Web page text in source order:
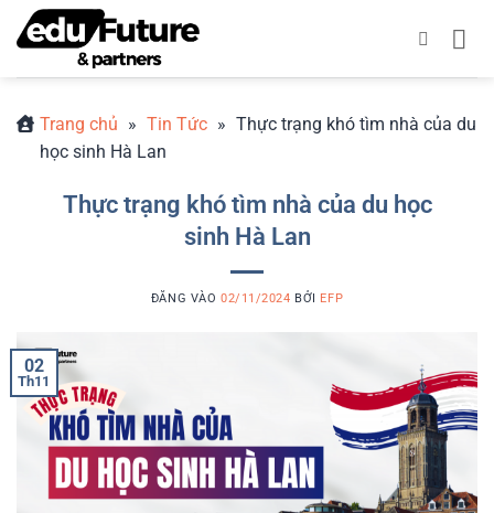
qua
Trang chủ » Tin Tức » Thực trạng khó tìm nhà của du
học sinh Hà Lan
Thực trạng khó tìm nhà của du học
sinh Hà Lan
ĐĂNG VÀO 02/11/2024 BỞI EFP
02
Th11